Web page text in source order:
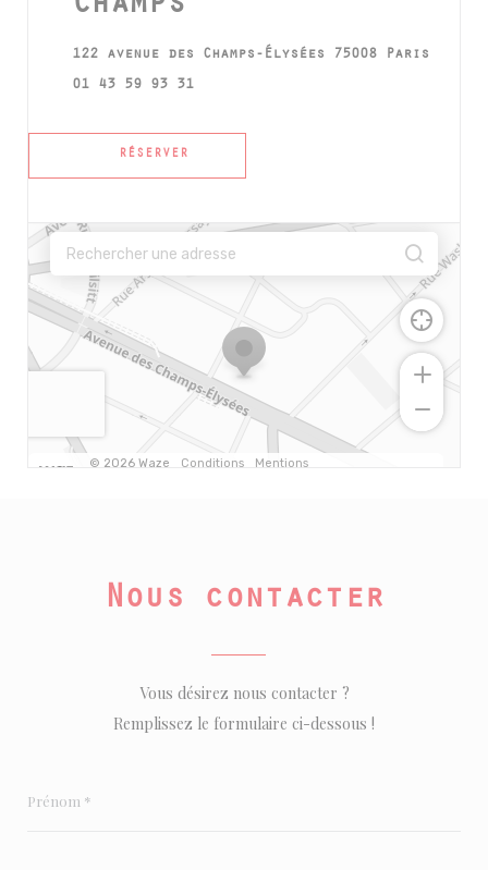
Champs
122 avenue des Champs-Élysées 75008 Paris
01 43 59 93 31
RÉSERVER
Nous contacter
Vous désirez nous contacter ?
Remplissez le formulaire ci-dessous !